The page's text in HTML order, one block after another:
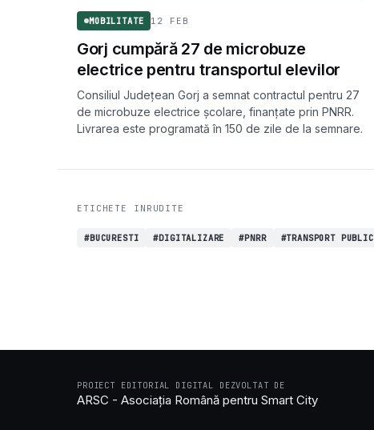
MOBILITATE 12 FEB
Gorj cumpără 27 de microbuze
electrice pentru transportul elevilor
Consiliul Județean Gorj a semnat contractul pentru 27
de microbuze electrice școlare, finanțate prin PNRR.
Livrarea este programată în 150 de zile de la semnare.
ETICHETE INRUDITE
#BUCURESTI #DIGITALIZARE #PNRR #TRANSPORT PUBLIC
PROIECT EDITORIAL DIGITAL DEZVOLTAT DE
ARSC - Asociația Română pentru Smart City